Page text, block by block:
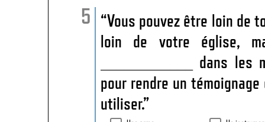
“Vous pouvez être loin de
loin de votre église,
____________ dans
pour rendre un
utiliser.”